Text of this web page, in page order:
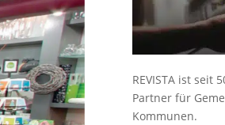
REVISTA ist seit
Partner für
Kommunen.